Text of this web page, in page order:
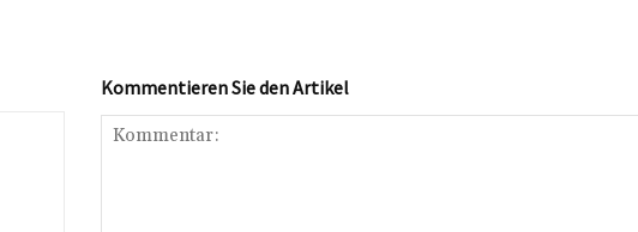
Kommentieren Sie den Artikel